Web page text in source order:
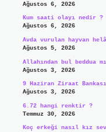
Ağustos 6, 2026
Kum saati olayı nedir ?
Ağustos 6, 2026
Avda vurulan hayvan
Ağustos 5, 2026
Allahından bul beddua
Ağustos 3, 2026
9 Haziran Ziraat
Ağustos 3, 2026
6.72 hangi renktir ?
Temmuz 30, 2026
Koç erkeği nasıl kız